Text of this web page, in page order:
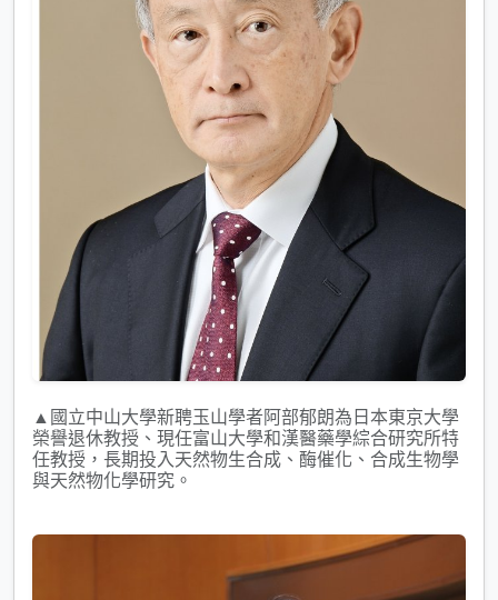
▲國立中山大學新聘玉山學者阿部郁朗為日本東京大學
榮譽退休教授、現任富山大學和漢醫藥學綜合研究所特
任教授，長期投入天然物生合成、酶催化、合成生物學
與天然物化學研究。